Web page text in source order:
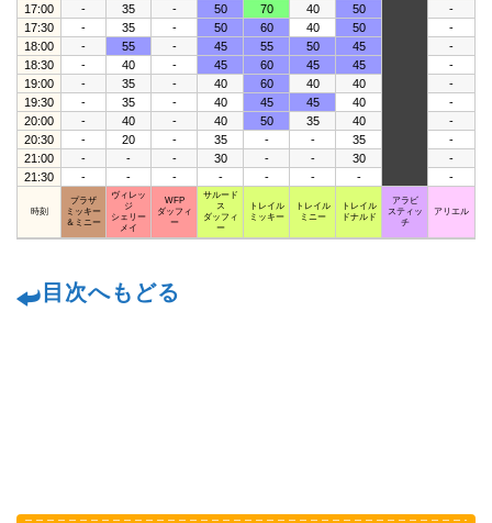
17:00
- 35 - 50 70 40 50
-
17:30
- 35 - 50 60 40 50
-
18:00
- 55 - 45 55 50 45
-
18:30
- 40 - 45 60 45 45
-
19:00
- 35 - 40 60 40 40
-
19:30
- 35 - 40 45 45 40
-
20:00
- 40 - 40 50 35 40
-
20:30
- 20 - 35 - - 35
-
21:00
- - - 30 - - 30
-
21:30
- - - - - - - -
時刻
プラザ
ミッキー
＆ミニー
ヴィレッ
ジ
シェリー
メイ
WFP
ダッフィ
ー
サルード
ス
ダッフィ
ー
トレイル
ミッキー
トレイル
ミニー
トレイル
ドナルド
アラビ
スティッ
チ
アリエル
目次へもどる